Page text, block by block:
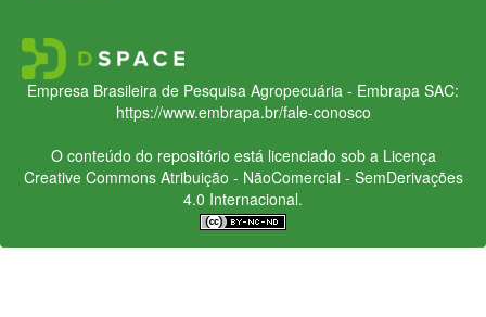
Empresa Brasileira de Pesquisa Agropecuária - Embrapa SAC:
https://www.embrapa.br/fale-conosco
O conteúdo do repositório está licenciado sob a Licença
Creative CommonsAtribuição - NãoComercial - SemDerivações
4.0 Internacional.